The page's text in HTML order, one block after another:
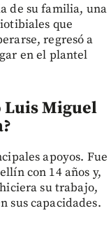
de su familia, una
que
regresó a
en el plantel
Luis Miguel
apoyos. Fue
con 14 años y,
su trabajo,
sus capacidades.